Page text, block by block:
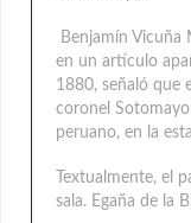
Benjamín Vicuña
en un artículo
1880, señaló que
coronel
peruano, en la
Textualmente, el
sala. Egaña de la